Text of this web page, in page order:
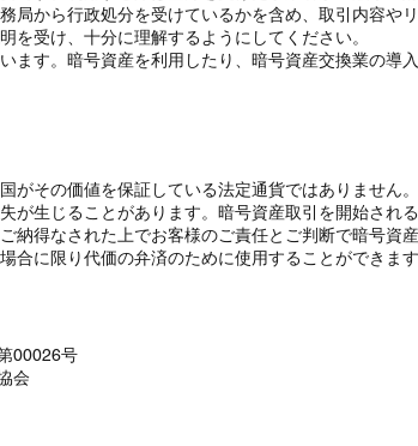
局から行政処分を受けているかを含め、取引内容や
を受け、十分に理解するようにしてください。
ます。暗号資産を利用したり、暗号資産交換業の導
その価値を保証している法定通貨ではありません。
が生じることがあります。暗号資産取引を開始され
納得なされた上でお客様のご責任とご判断で暗号資
合に限り代価の弁済のために使用することができます
00026号
会